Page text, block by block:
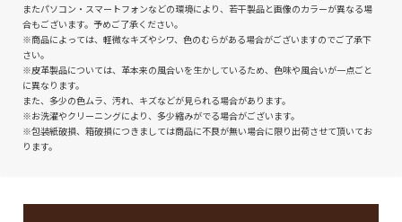
またパソコン・スマートフォンなどの環境により、若干製品と画像のカラーが異なる場
合もございます。予めご了承ください。
※商品によっては、軽微なキズやシワ、色のむらがある場合がございますのでご了承下
さい。
※皮革製品については、革本来の風合いを生かしているため、色味や風合いが一点ごと
に異なります。
また、多少の色ムラ、汚れ、キズなどが見られる場合があります。
※お洗濯やクリーニングにより、多少縮みがでる場合がございます。
※包装紙破損、箱破損につきましては商品に不良が無い場合に限り出荷させて頂いてお
ります。